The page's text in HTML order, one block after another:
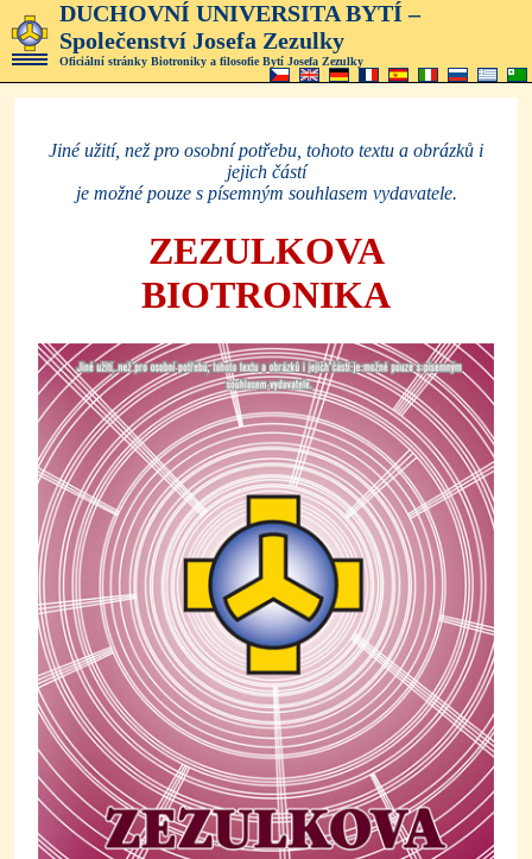
DUCHOVNÍ UNIVERSITA BYTÍ –
Společenství Josefa Zezulky
Oficiální stránky Biotroniky a filosofie Bytí Josefa Zezulky
Jiné užití, než pro osobní potřebu, tohoto textu a obrázků i
jejich částí
je možné pouze s písemným souhlasem vydavatele.
ZEZULKOVA
BIOTRONIKA